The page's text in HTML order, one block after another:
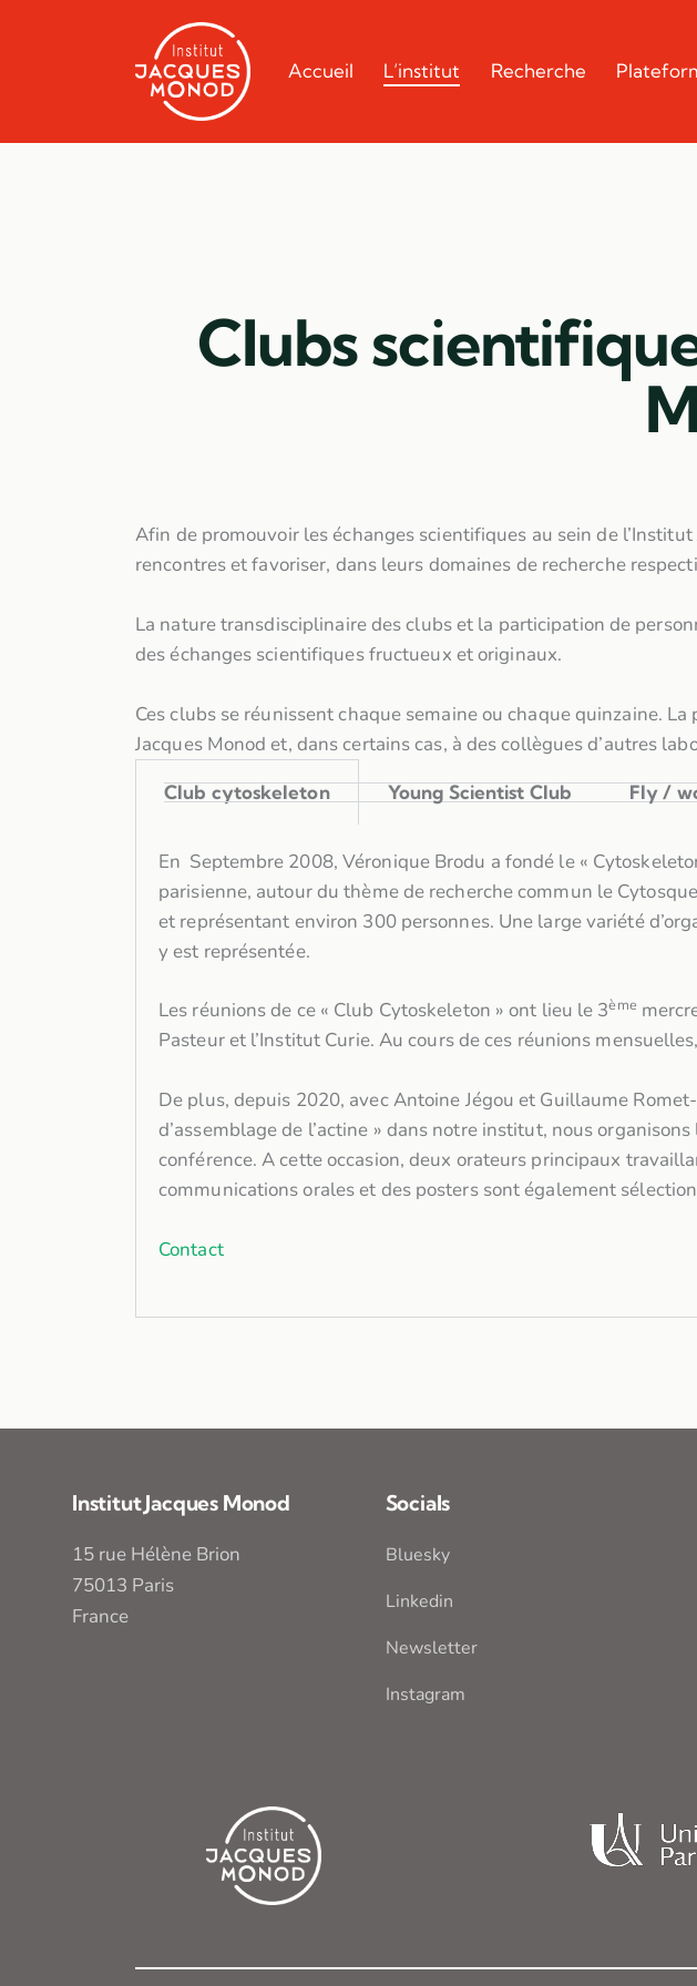
Accueil L’institut Recherche
Clubs
Afin de promouvoir les échanges scientifiques au sein de
rencontres et favoriser, dans leurs domaines de recherche
La nature transdisciplinaire des clubs et la participation de
des échanges scientifiques fructueux et originaux.
Ces clubs se réunissent chaque semaine ou chaque quinzaine.
Jacques Monod et, dans certains cas, à des collègues d’autres
Club cytoskeleton Young Scientist Club Fly /
En Septembre 2008, Véronique Brodu a fondé le «
parisienne, autour du thème de recherche commun le
et représentant environ 300 personnes. Une large variété
y est représentée.
Les réunions de ce « Club Cytoskeleton » ont lieu le 3ème
Pasteur et l’Institut Curie. Au cours de ces réunions
De plus, depuis 2020, avec Antoine Jégou et Guillaume
d’assemblage de l’actine » dans notre institut, nous
conférence. A cette occasion, deux orateurs principaux
communications orales et des posters sont également
Contact
Institut Jacques Monod
15 rue Hélène Brion
75013 Paris
France
Socials
Bluesky
Linkedin
Newsletter
Instagram